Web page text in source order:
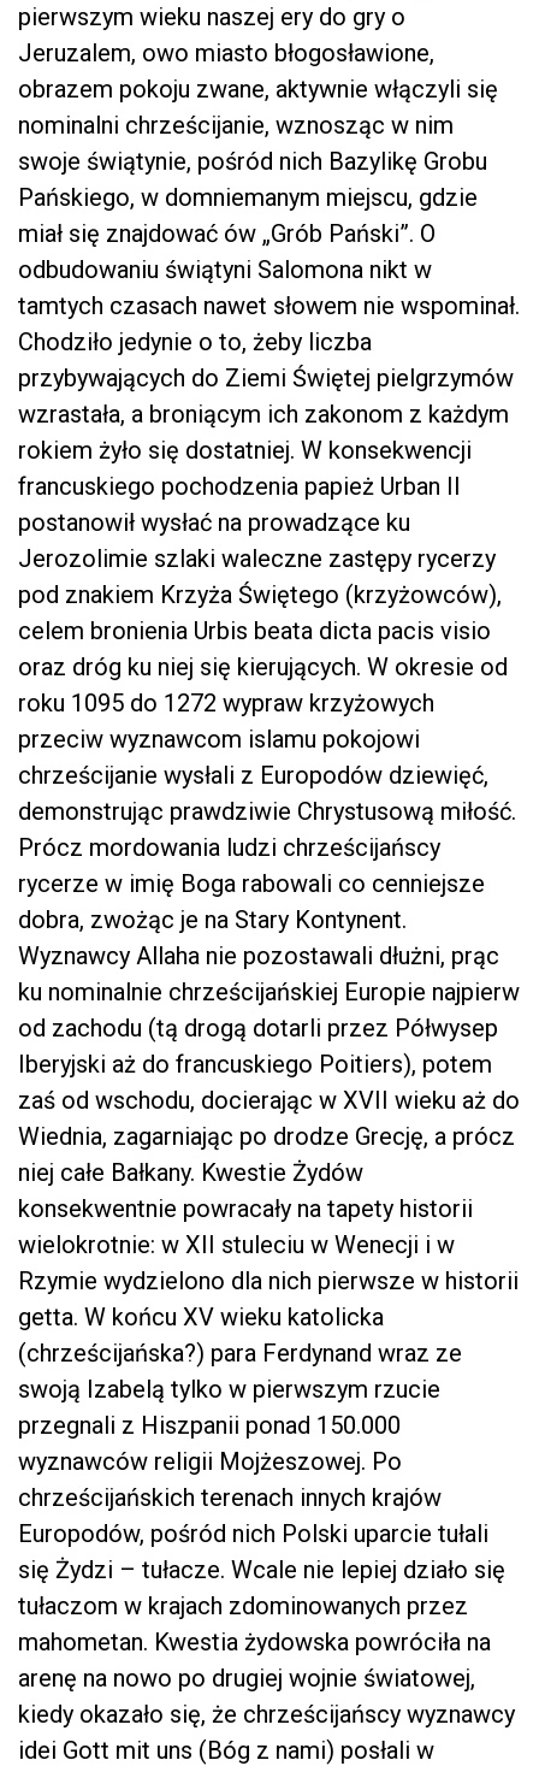
pierwszym wieku naszej ery do gry o
Jeruzalem, owo miasto błogosławione,
obrazem pokoju zwane, aktywnie włączyli się
nominalni chrześcijanie, wznosząc w nim
swoje świątynie, pośród nich Bazylikę Grobu
Pańskiego, w domniemanym miejscu, gdzie
miał się znajdować ów „Grób Pański”. O
odbudowaniu świątyni Salomona nikt w
tamtych czasach nawet słowem nie wspominał.
Chodziło jedynie o to, żeby liczba
przybywających do Ziemi Świętej pielgrzymów
wzrastała, a broniącym ich zakonom z każdym
rokiem żyło się dostatniej. W konsekwencji
francuskiego pochodzenia papież Urban II
postanowił wysłać na prowadzące ku
Jerozolimie szlaki waleczne zastępy rycerzy
pod znakiem Krzyża Świętego (krzyżowców),
celem bronienia Urbis beata dicta pacis visio
oraz dróg ku niej się kierujących. W okresie od
roku 1095 do 1272 wypraw krzyżowych
przeciw wyznawcom islamu pokojowi
chrześcijanie wysłali z Europodów dziewięć,
demonstrując prawdziwie Chrystusową miłość.
Prócz mordowania ludzi chrześcijańscy
rycerze w imię Boga rabowali co cenniejsze
dobra, zwożąc je na Stary Kontynent.
Wyznawcy Allaha nie pozostawali dłużni, prąc
ku nominalnie chrześcijańskiej Europie najpierw
od zachodu (tą drogą dotarli przez Półwysep
Iberyjski aż do francuskiego Poitiers), potem
zaś od wschodu, docierając w XVII wieku aż do
Wiednia, zagarniając po drodze Grecję, a prócz
niej całe Bałkany. Kwestie Żydów
konsekwentnie powracały na tapety historii
wielokrotnie: w XII stuleciu w Wenecji i w
Rzymie wydzielono dla nich pierwsze w historii
getta. W końcu XV wieku katolicka
(chrześcijańska?) para Ferdynand wraz ze
swoją Izabelą tylko w pierwszym rzucie
przegnali z Hiszpanii ponad 150.000
wyznawców religii Mojżeszowej. Po
chrześcijańskich terenach innych krajów
Europodów, pośród nich Polski uparcie tułali
się Żydzi – tułacze. Wcale nie lepiej działo się
tułaczom w krajach zdominowanych przez
mahometan. Kwestia żydowska powróciła na
arenę na nowo po drugiej wojnie światowej,
kiedy okazało się, że chrześcijańscy wyznawcy
idei Gott mit uns (Bóg z nami) posłali w